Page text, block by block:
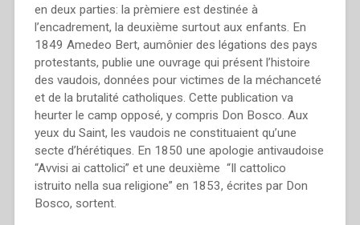
en deux parties: la prèmiere est destinée à
l’encadrement, la deuxième surtout aux enfants. En
1849 Amedeo Bert, aumônier des légations des pays
protestants, publie une ouvrage qui présent l’histoire
des vaudois, données pour victimes de la méchanceté
et de la brutalité catholiques. Cette publication va
heurter le camp opposé, y compris Don Bosco. Aux
yeux du Saint, les vaudois ne constituaient qu’une
secte d’hérétiques. En 1850 une apologie antivaudoise
“Avvisi ai cattolici” et une deuxième “Il cattolico
istruito nella sua religione” en 1853, écrites par Don
Bosco, sortent.